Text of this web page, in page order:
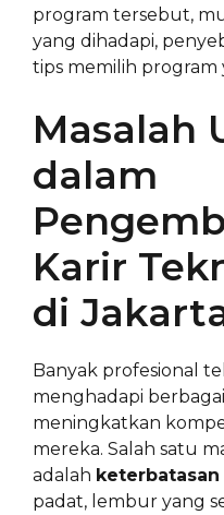
program tersebut,
yang dihadapi,
tips memilih program
Masalah
dalam
Karir
di
Banyak profesional
menghadapi
meningkatkan
mereka. Salah satu
adalah
padat, lembur yang